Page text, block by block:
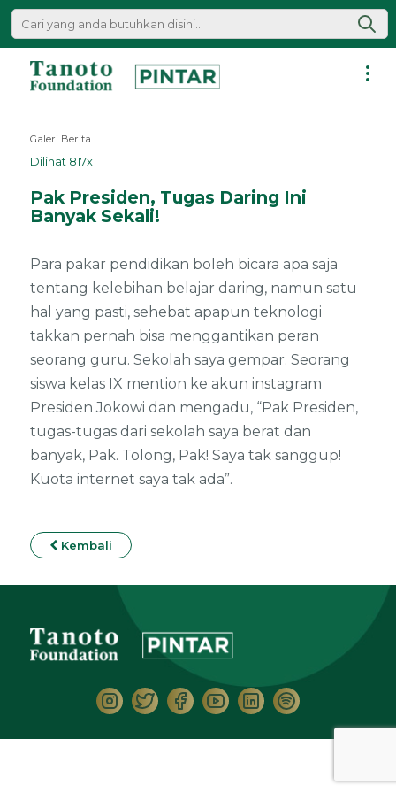
Lewati
|
Tanoto
Galeri Berita
Dilihat 817x
Pak Presiden, Tugas Daring Ini
Banyak Sekali!
Para pakar pendidikan boleh bicara apa saja
tentang kelebihan belajar daring, namun satu
hal yang pasti, sehebat apapun teknologi
takkan pernah bisa menggantikan peran
seorang guru. Sekolah saya gempar. Seorang
siswa kelas IX mention ke akun instagram
Presiden Jokowi dan mengadu, “Pak Presiden,
tugas-tugas dari sekolah saya berat dan
banyak, Pak. Tolong, Pak! Saya tak sanggup!
Kuota internet saya tak ada”.
Kembali